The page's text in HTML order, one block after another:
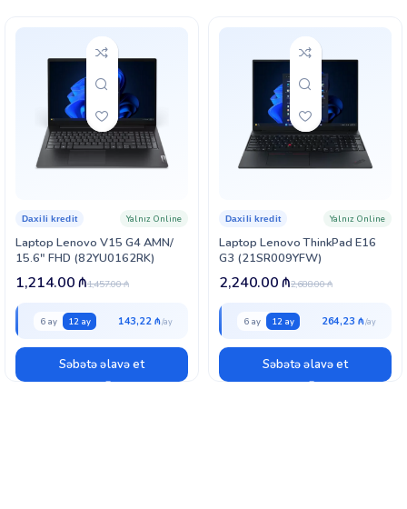
Laptop Lenovo V15 G4 AMN/
15.6″ FHD (82YU0162RK)
Daxili kredit Yalnız Online
1,457.00₼
1,214.00₼
6 ay 12 ay 143,22 ₼
Səbətə əlavə et
Laptop Lenovo ThinkPad E16
G3 (21SR009YFW)
Daxili kredit Yalnız Online
2,688.00₼
2,240.00₼
6 ay 12 ay 264,23 ₼
Səbətə əlavə et